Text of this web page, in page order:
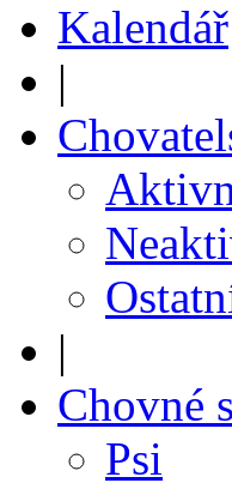
Kalendář
|
|
Chovné
Psi